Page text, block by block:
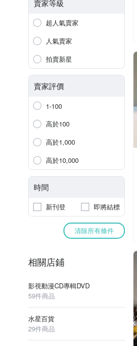
賣家等級
超人氣賣家
人氣賣家
拍賣新星
賣家評價
1-100
高於100
高於1,000
高於10,000
時間
新刊登 即將結標
清除所有條件
相關店鋪
影視動漫CD專輯DVD
59件商品
水星百貨
29件商品